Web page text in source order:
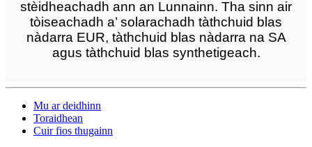
stèidheachadh ann an Lunnainn. Tha sinn air
tòiseachadh a’ solarachadh tàthchuid blas
nàdarra EUR, tàthchuid blas nàdarra na SA
agus tàthchuid blas synthetigeach.
Mu ar deidhinn
Toraidhean
Cuir fios thugainn